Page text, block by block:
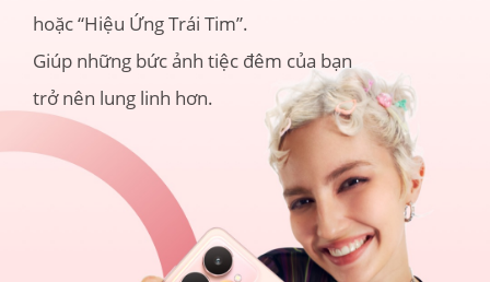
hoặc “Hiệu Ứng Trái Tim”.
Giúp những bức ảnh tiệc đêm của bạn
trở nên lung linh hơn.